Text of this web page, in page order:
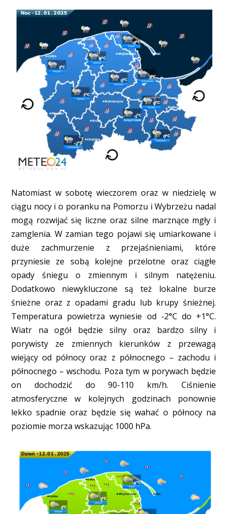
Natomiast w sobotę wieczorem oraz w niedzielę w
ciągu nocy i o poranku na Pomorzu i Wybrzeżu nadal
mogą rozwijać się liczne oraz silne marznące mgły i
zamglenia. W zamian tego pojawi się umiarkowane i
duże zachmurzenie z przejaśnieniami, które
przyniesie ze sobą kolejne przelotne oraz ciągłe
opady śniegu o zmiennym i silnym natężeniu.
Dodatkowo niewykluczone są też lokalne burze
śnieżne oraz z opadami gradu lub krupy śnieżnej.
Temperatura powietrza wyniesie od -2°C do +1°C.
Wiatr na ogół będzie silny oraz bardzo silny i
porywisty ze zmiennych kierunków z przewagą
wiejący od północy oraz z północnego – zachodu i
północnego – wschodu. Poza tym w porywach będzie
on dochodzić do 90-110 km/h. Ciśnienie
atmosferyczne w kolejnych godzinach ponownie
lekko spadnie oraz będzie się wahać o północy na
poziomie morza wskazując 1000 hPa.